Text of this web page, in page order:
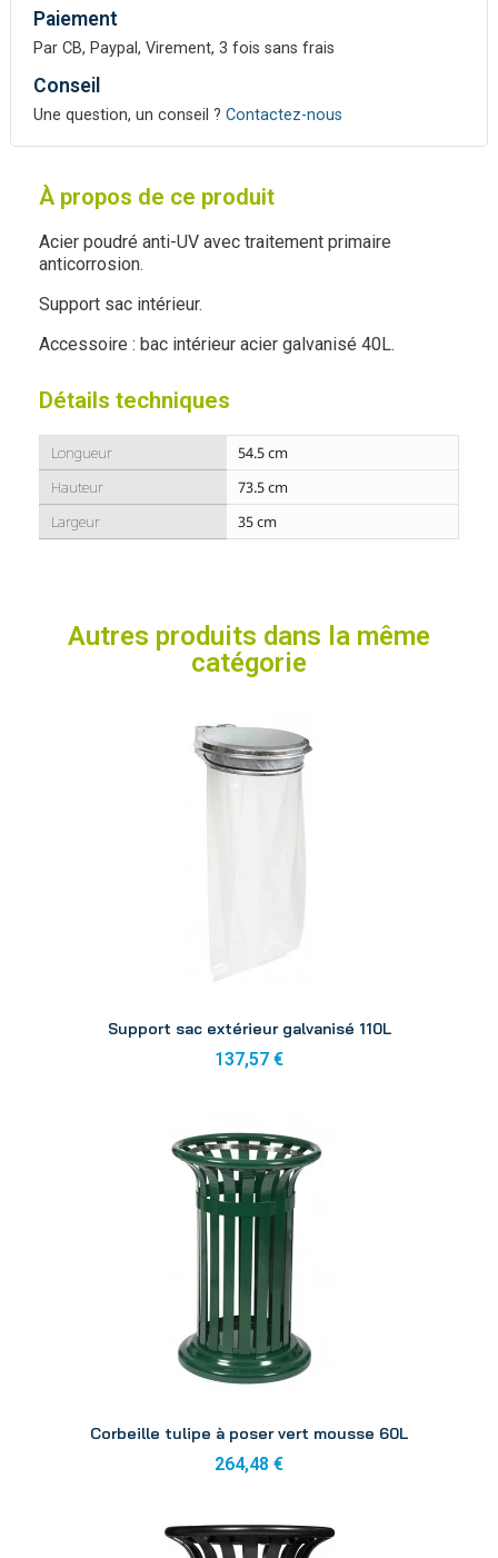
Paiement
Par CB, Paypal, Virement, 3 fois sans frais
Conseil
Une question, un conseil ? Contactez-nous
À propos de ce produit
Acier poudré anti-UV avec traitement primaire
anticorrosion.
Support sac intérieur.
Accessoire : bac intérieur acier galvanisé 40L.
Détails techniques
Longueur
54.5 cm
Hauteur
73.5 cm
Largeur
35 cm
Autres produits dans la même
catégorie
Support sac extérieur galvanisé 110L
137,57 €
Corbeille tulipe à poser vert mousse 60L
264,48 €